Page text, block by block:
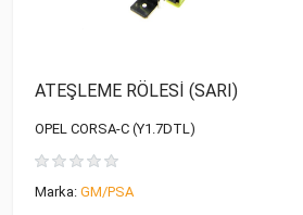
ATEŞLEME RÖLESİ (SARI)
OPEL CORSA-C (Y1.7DTL)
Marka: GM/PSA